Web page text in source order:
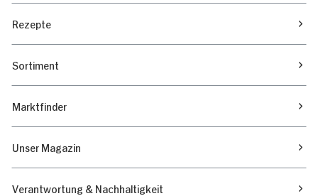
Rezepte
Sortiment
Marktfinder
Unser Magazin
Verantwortung & Nachhaltigkeit